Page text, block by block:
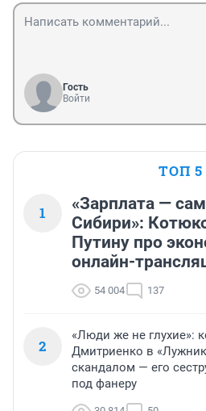
Гость
Войти
ТОП 5
1
«Зарплата —
Сибири»:
Путину про
онлайн-
54 004 137
2
«Люди же не глухие»:
Дмитриенко в
скандалом — его
под фанеру